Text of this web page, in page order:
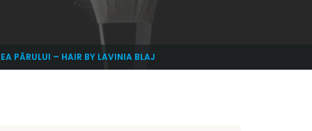
PĂRULUI – HAIR BY LAVINIA BLAJ